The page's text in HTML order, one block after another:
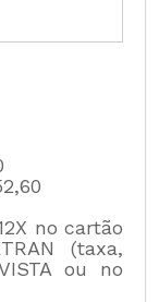
no cartão
(taxa,
ou no